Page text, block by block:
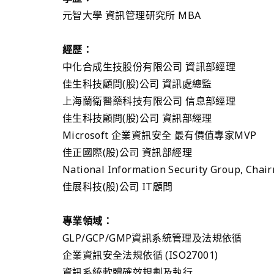
元智大學 資訊管理研究所 MBA
經歷：
中化合成生技股份有限公司 資訊部經理
佳生科技顧問(股)公司 資訊處總監
上海蘭衛醫藥科技有限公司 信息部經理
佳生科技顧問(股)公司 資訊部經理
Microsoft 企業資訊安全 最有價值專家MVP
佳正國際(股)公司 資訊部經理
National Information Security Group,
佳展科技(股)公司 IT顧問
專業領域：
GLP/GCP/GMP資訊系統管理及法規依循
企業資訊安全法規依循 (ISO27001)